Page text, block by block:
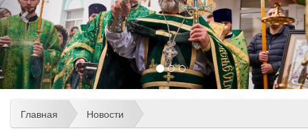
Главная Новости